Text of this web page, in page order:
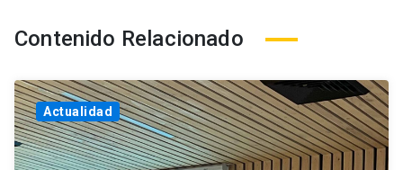
Contenido Relacionado
Actualidad